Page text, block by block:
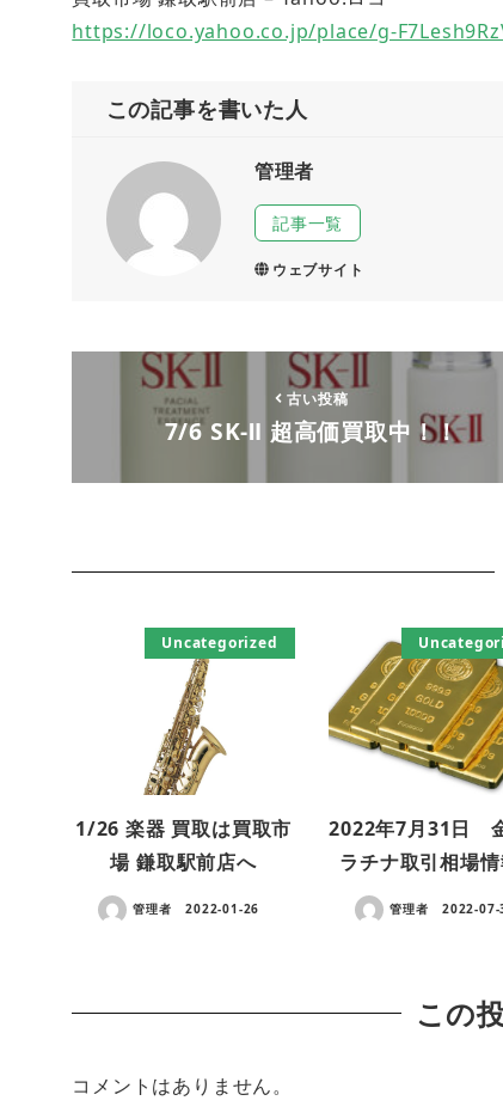
https://loco.yahoo.co.jp/place/g-
この記事を書いた人
管理者
記事一覧
ウェブサイト
古い投稿
7/6 SK-Ⅱ 超高価買取中！！
Uncategorized
1/26 楽器 買取は買取市
場 鎌取駅前店へ
管理者 2022-01-26
2022年7月31日
ラチナ取引相場情
管理者 2022-07-
この
コメントはありません。